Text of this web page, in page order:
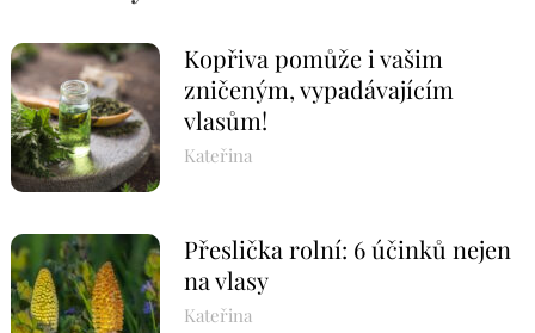
Kopřiva pomůže i vašim
zničeným, vypadávajícím
vlasům!
Kateřina
Přeslička rolní: 6 účinků nejen
na vlasy
Kateřina